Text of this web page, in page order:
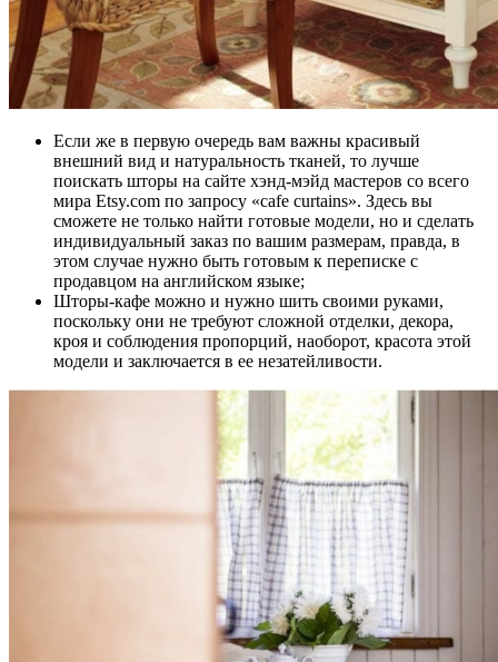
Если же в первую очередь вам важны красивый
внешний вид и натуральность тканей, то лучше
поискать шторы на сайте хэнд-мэйд мастеров со всего
мира Etsy.com по запросу «cafe curtains». Здесь вы
сможете не только найти готовые модели, но и сделать
индивидуальный заказ по вашим размерам, правда, в
этом случае нужно быть готовым к переписке с
продавцом на английском языке;
Шторы-кафе можно и нужно шить своими руками,
поскольку они не требуют сложной отделки, декора,
кроя и соблюдения пропорций, наоборот, красота этой
модели и заключается в ее незатейливости.